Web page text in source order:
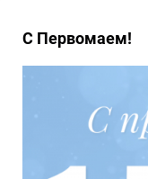
С Первомаем!